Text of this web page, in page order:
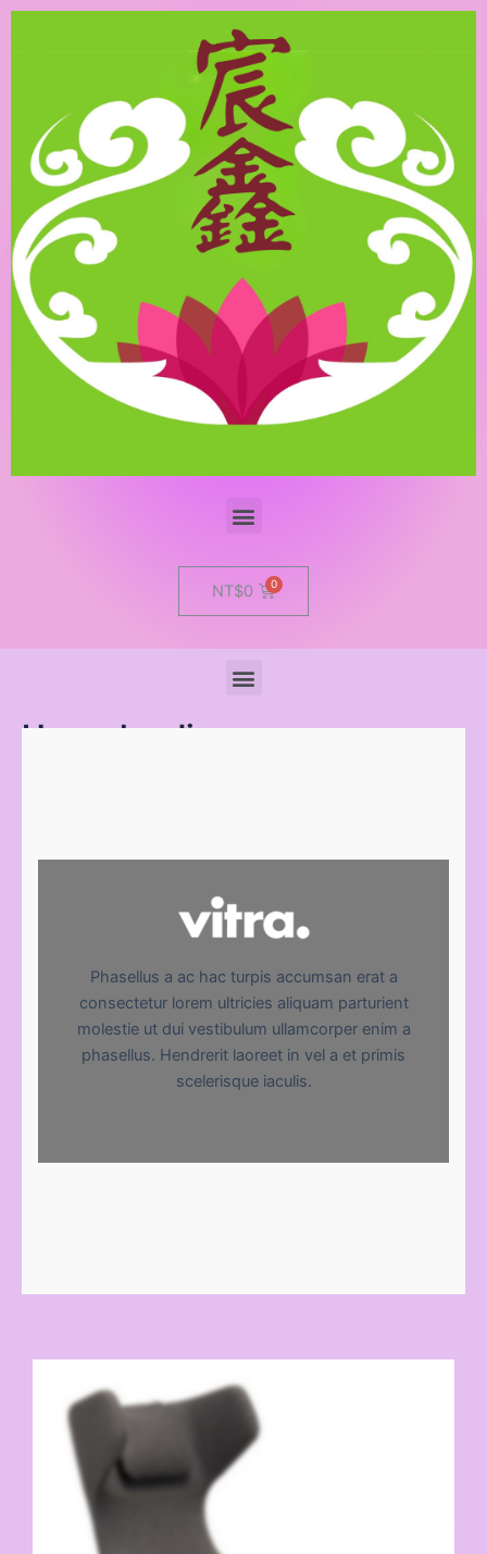
跳
Menu
NT$0 Cart
Menu
Home landing
Phasellus a ac hac turpis accumsan erat a
consectetur lorem ultricies aliquam parturient
molestie ut dui vestibulum ullamcorper enim a
phasellus. Hendrerit laoreet in vel a et primis
scelerisque iaculis.